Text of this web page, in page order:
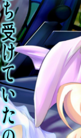
換
予定
換